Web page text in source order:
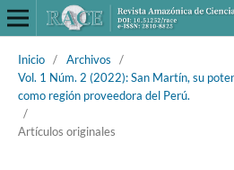
Inicio / Archivos
/
Vol. 1 Núm. 2 (2022): San Martín, su
como región proveedora del Perú.
/
Artículos originales